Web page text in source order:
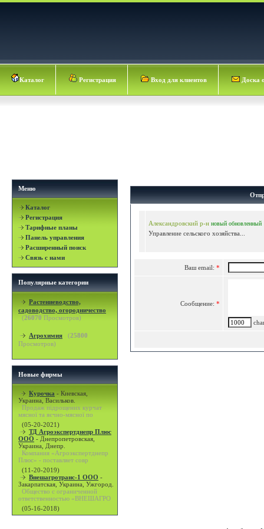
Каталог Регистрация Вход для клиентов Доска
Меню
Каталог
Регистрация
Тарифные планы
Панель управления
Расширенный поиск
Связь с нами
Популярные категории
Растениеводство,
садоводство, огородничество
(26070 Просмотров)
Агрохимия (25800
Просмотров)
Новые фирмы
Курочка - Киевская,
Украина, Васильков.
Продаж підрощених курчат
мясної та яєчно-мясної по
(05-20-2021)
ТД Агроэкспертднепр Плюс
ООО - Днепропетровская,
Украина, Днепр.
Компания «Агроэкспертднепр
Плюс» - поставляет совр
(11-20-2019)
Внешагротранс-1 ООО -
Закарпатская, Украина, Ужгород.
Общество с ограниченной
ответственностью «ВНЕШАГРО
(05-16-2018)
Александровский р-н новый обновленный
Управление сельского хозяйства...
Ваш email: *
Сообщение: *